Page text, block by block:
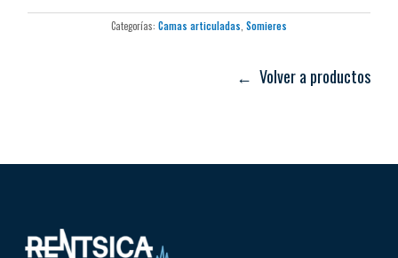
Categorías: Camas articuladas, Somieres
← Volver a productos